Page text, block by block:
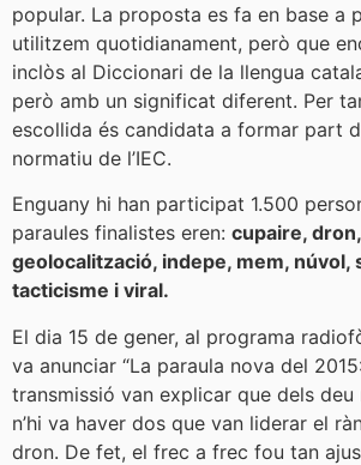
popular. La proposta es fa en base a
utilitzem quotidianament, però que
inclòs al Diccionari de la llengua
però amb un significat diferent. Per
escollida és candidata a formar part
normatiu de l’IEC.
Enguany hi han participat 1.500
paraules finalistes eren: cupaire,
geolocalització, indepe, mem, núvol,
tacticisme i viral.
El dia 15 de gener, al programa
va anunciar “La paraula nova del
transmissió van explicar que dels
n’hi va haver dos que van liderar el
dron. De fet, el frec a frec fou tan